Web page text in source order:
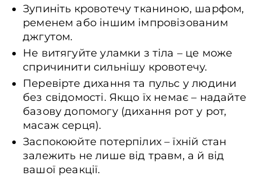
Зупиніть кровотечу тканиною, шарфом,
ременем або іншим імпровізованим
джгутом.
Не витягуйте уламки з тіла – це може
спричинити сильнішу кровотечу.
Перевірте дихання та пульс у людини
без свідомості. Якщо їх немає – надайте
базову допомогу (дихання рот у рот,
масаж серця).
Заспокоюйте потерпілих – їхній стан
залежить не лише від травм, а й від
вашої реакції.